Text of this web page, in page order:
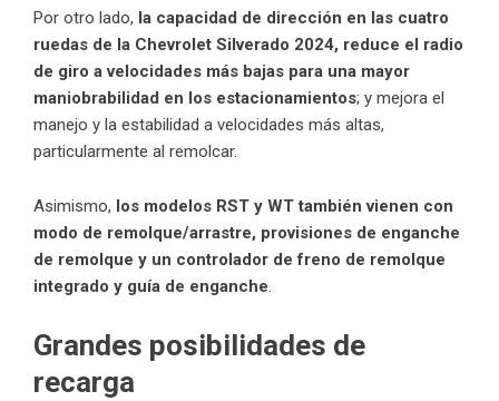
Por otro lado, la capacidad de dirección en las cuatro
ruedas de la Chevrolet Silverado 2024, reduce el radio
de giro a velocidades más bajas para una mayor
maniobrabilidad en los estacionamientos; y mejora el
manejo y la estabilidad a velocidades más altas,
particularmente al remolcar.
Asimismo, los modelos RST y WT también vienen con
modo de remolque/arrastre, provisiones de enganche
de remolque y un controlador de freno de remolque
integrado y guía de enganche.
Grandes posibilidades de
recarga